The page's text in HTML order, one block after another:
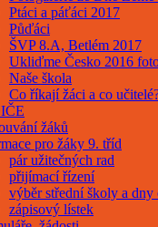
Ptáci a páťáci 2017
Půďáci
ŠVP 8.A, Betlém 2017
Ukliďme Česko 2016
Naše škola
Co říkají žáci a co
žáků
pro žáky 9. tříd
pár užitečných rad
přijímací řízení
výběr střední školy a
zápisový lístek